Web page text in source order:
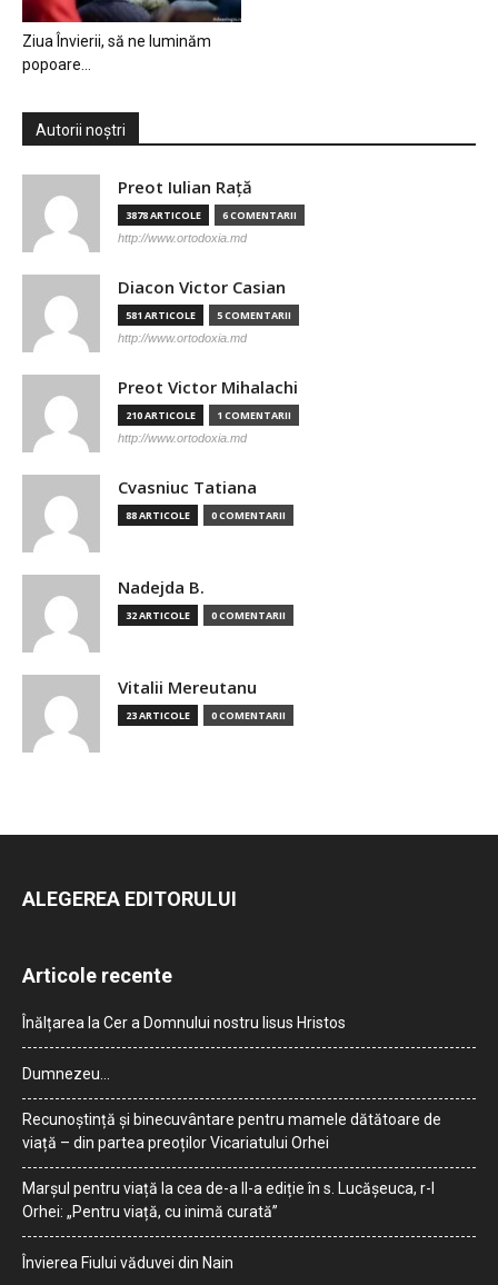
Ziua Învierii, să ne luminăm
popoare…
Autorii noștri
Preot Iulian Raţă
3878 ARTICOLE 6 COMENTARII
http://www.ortodoxia.md
Diacon Victor Casian
581 ARTICOLE 5 COMENTARII
http://www.ortodoxia.md
Preot Victor Mihalachi
210 ARTICOLE 1 COMENTARII
http://www.ortodoxia.md
Cvasniuc Tatiana
88 ARTICOLE 0 COMENTARII
Nadejda B.
32 ARTICOLE 0 COMENTARII
Vitalii Mereutanu
23 ARTICOLE 0 COMENTARII
ALEGEREA EDITORULUI
Articole recente
Înălțarea la Cer a Domnului nostru Iisus Hristos
Dumnezeu…
Recunoștință și binecuvântare pentru mamele dătătoare de
viață – din partea preoților Vicariatului Orhei
Marșul pentru viață la cea de-a II-a ediție în s. Lucășeuca, r-l
Orhei: „Pentru viață, cu inimă curată”
Învierea Fiului văduvei din Nain